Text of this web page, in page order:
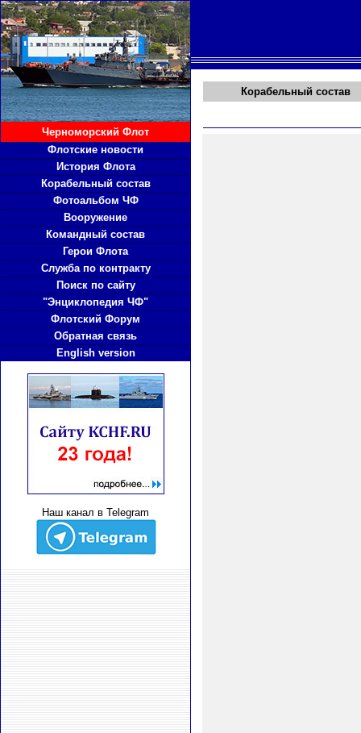
Черноморский Флот
Флотские новости
История Флота
Корабельный состав
Фотоальбом ЧФ
Вооружение
Командный состав
Герои Флота
Служба по контракту
Поиск по сайту
"Энциклопедия ЧФ"
Флотский Форум
Обратная связь
English version
Наш канал в Telegram
Корабельный состав